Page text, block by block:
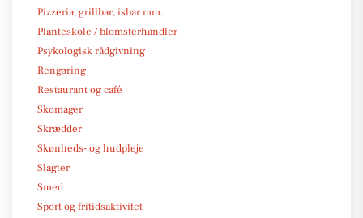
Pizzeria, grillbar, isbar mm.
Planteskole / blomsterhandler
Psykologisk rådgivning
Rengøring
Restaurant og café
Skomager
Skrædder
Skønheds- og hudpleje
Slagter
Smed
Sport og fritidsaktivitet